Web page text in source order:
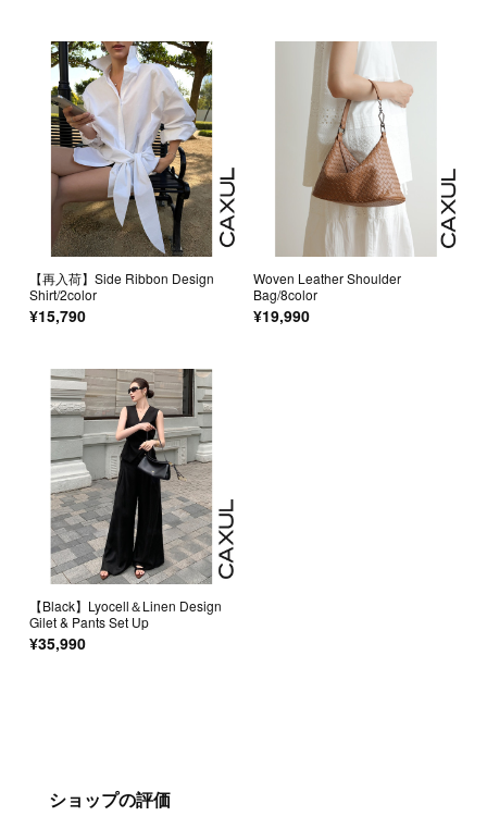
【再入荷】Side Ribbon Design
Shirt/2color
¥15,790
Woven Leather Shoulder
Bag/8color
¥19,990
【Black】Lyocell＆Linen Design
Gilet & Pants Set Up
¥35,990
ショップの評価